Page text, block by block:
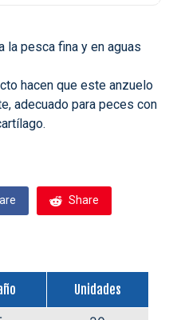
la pesca fina y en aguas
hacen que este anzuelo
adecuado para peces con
Share
Unidades